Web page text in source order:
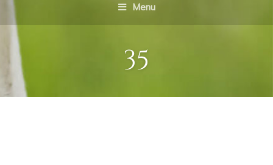
Menu
35